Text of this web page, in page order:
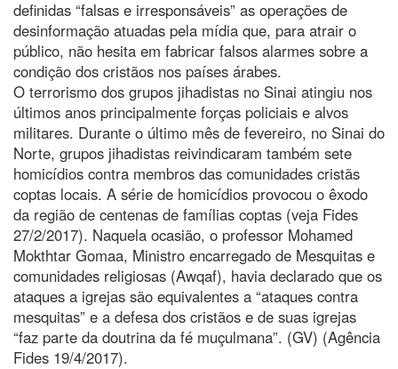
definidas “falsas e irresponsáveis” as operações de
desinformação atuadas pela mídia que, para atrair o
público, não hesita em fabricar falsos alarmes sobre a
condição dos cristãos nos países árabes.
O terrorismo dos grupos jihadistas no Sinai atingiu nos
últimos anos principalmente forças policiais e alvos
militares. Durante o último mês de fevereiro, no Sinai do
Norte, grupos jihadistas reivindicaram também sete
homicídios contra membros das comunidades cristãs
coptas locais. A série de homicídios provocou o êxodo
da região de centenas de famílias coptas (veja Fides
27/2/2017). Naquela ocasião, o professor Mohamed
Mokthtar Gomaa, Ministro encarregado de Mesquitas e
comunidades religiosas (Awqaf), havia declarado que os
ataques a igrejas são equivalentes a “ataques contra
mesquitas” e a defesa dos cristãos e de suas igrejas
“faz parte da doutrina da fé muçulmana”. (GV) (Agência
Fides 19/4/2017).